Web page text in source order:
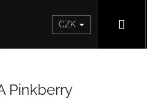
CZK
Pinkberry